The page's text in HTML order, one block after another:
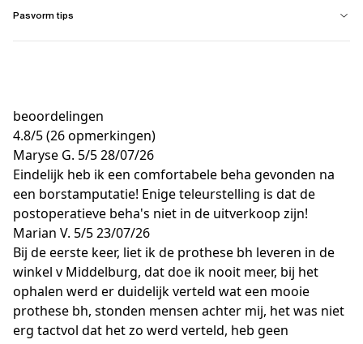
Pasvorm tips
beoordelingen
4.8/5(26 opmerkingen)
Maryse G. 5/528/07/26
Eindelijk heb ik een comfortabele beha gevonden na
een borstamputatie! Enige teleurstelling is dat de
postoperatieve beha's niet in de uitverkoop zijn!
Marian V. 5/523/07/26
Bij de eerste keer, liet ik de prothese bh leveren in de
winkel v Middelburg, dat doe ik nooit meer, bij het
ophalen werd er duidelijk verteld wat een mooie
prothese bh, stonden mensen achter mij, het was niet
erg tactvol dat het zo werd verteld, heb geen